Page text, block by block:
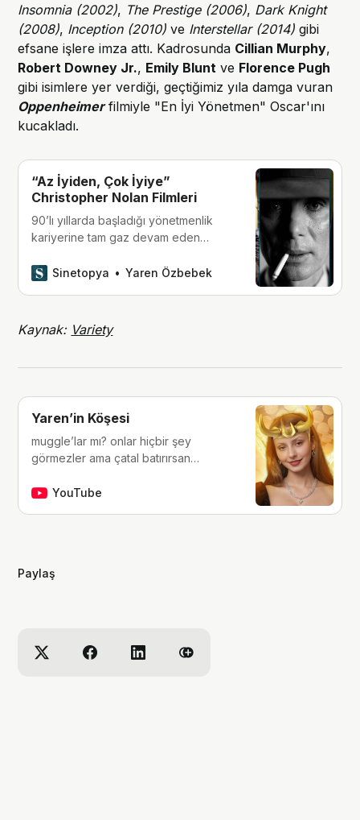
Insomnia (2002), The Prestige (2006), Dark Knight
(2008), Inception (2010) ve Interstellar (2014)gibi
efsane işlere imza attı. Kadrosunda Cillian Murphy,
Robert Downey Jr., Emily Blunt ve Florence Pugh
gibi isimlere yer verdiği, geçtiğimiz yıla damga vuran
Oppenheimerfilmiyle "En İyi Yönetmen" Oscar'ını
kucakladı.
“Az İyiden, Çok İyiye”
Christopher Nolan Filmleri
90’lı yıllarda başladığı yönetmenlik
kariyerine tam gaz devam eden
olarak ‘Oppenheimer’ gibi bir
sırada yer bulabilir?
Sinetopya Yaren Özbebek
Kaynak: Variety
Yaren’in Köşesi
muggle’lar mı? onlar hiçbir şey
görmezler ama çatal batırırsan
çocukluğumdan beri tutkunu olduğum
de bana eşlik etmek isterseniz,
YouTube
Paylaş